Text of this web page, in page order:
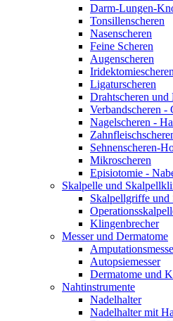
Darm-Lungen-
Tonsillenscheren
Nasenscheren
Feine Scheren
Augenscheren
Iridektomiescheren
Ligaturscheren
Drahtscheren und
Verbandscheren -
Nagelscheren -
Sehnenscheren-
Mikroscheren
Episiotomie -
Skalpelle und
Skalpellgriffe und
Klingenbrecher
Messer und Dermatome
Autopsiemesser
Dermatome und
Nahtinstrumente
Nadelhalter
Nadelhalter mit